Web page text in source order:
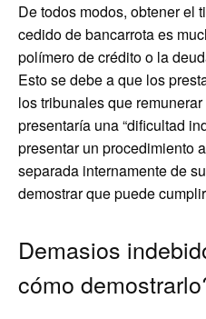
De todos modos, obtener el
cedido de bancarrota es
polímero de crédito o la
Esto se debe a que los
los tribunales que
presentaría una “dificultad
presentar un procedimiento
separada internamente de
demostrar que puede
Demasios
cómo